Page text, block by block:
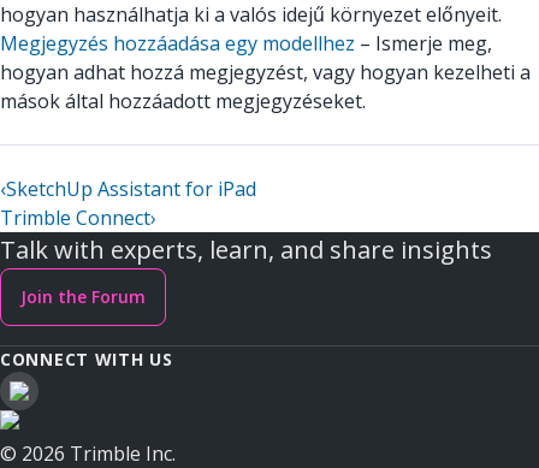
hogyan használhatja ki a valós idejű környezet előnyeit.
Megjegyzés hozzáadása egy modellhez – Ismerje meg,
hogyan adhat hozzá megjegyzést, vagy hogyan kezelheti a
mások által hozzáadott megjegyzéseket.
‹SketchUp Assistant for iPad
Trimble Connect›
Talk with experts, learn, and share insights
Join the Forum
CONNECT WITH US
© 2026 Trimble Inc.